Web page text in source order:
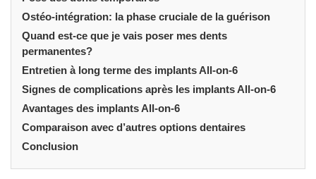
Ostéo-intégration: la phase cruciale de la guérison
Quand est-ce que je vais poser mes dents
permanentes?
Entretien à long terme des implants All-on-6
Signes de complications après les implants All-on-6
Avantages des implants All-on-6
Comparaison avec d’autres options dentaires
Conclusion